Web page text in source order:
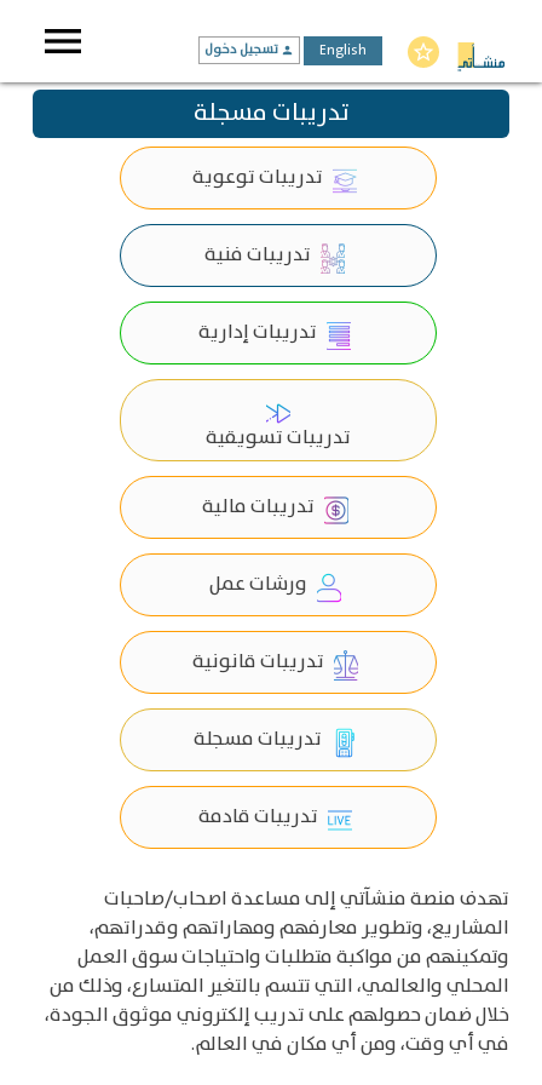
menu star_border
English
person تسجيل دخول
تدريبات مسجلة
تدريبات توعوية
تدريبات فنية
تدريبات إدارية
تدريبات تسويقية
تدريبات مالية
ورشات عمل
تدريبات قانونية
تدريبات مسجلة
تدريبات قادمة
تهدف منصة منشآتي إلى مساعدة اصحاب/صاحبات
المشاريع، وتطوير معارفهم ومهاراتهم وقدراتهم،
وتمكينهم من مواكبة متطلبات واحتياجات سوق العمل
المحلي والعالمي، التي تتسم بالتغير المتسارع، وذلك من
خلال ضمان حصولهم على تدريب إلكتروني موثوق الجودة،
في أي وقت، ومن أي مكان في العالم.